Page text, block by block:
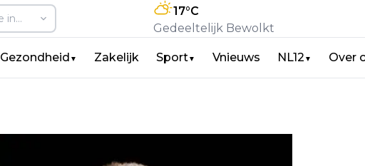
17°C
Gedeeltelijk Bewolkt
Gezondheid ▼ Zakelijk Sport▼ Vnieuws NL12 ▼ Over